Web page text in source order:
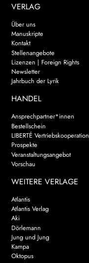
VERLAG
Über uns
Manuskripte
Kontakt
Stellenangebote
Lizenzen | Foreign Rights
Newsletter
Jahrbuch der Lyrik
HANDEL
Ansprechpartner*innen
Bestellschein
LIBERTÉ Vertriebskooperation
Prospekte
Veranstaltungsangebot
Vorschau
WEITERE VERLAGE
Atlantis
Atlantis Verlag
Aki
Dörlemann
Jung und Jung
Kampa
Oktopus